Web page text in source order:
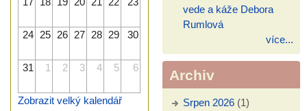
24 25 26 27 28 29 30
31 1 2 3 4 5 6
Zobrazit velký kalendář
vede a káže Debora
Rumlová
více...
Archiv
Srpen 2026(1)